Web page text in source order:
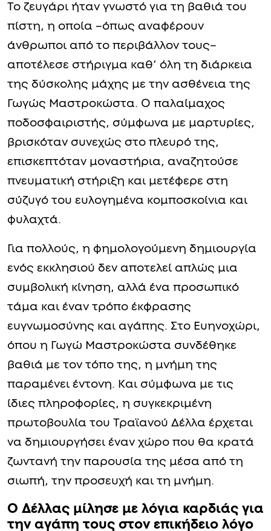
Το ζευγάρι ήταν γνωστό για τη βαθιά του
πίστη, η οποία –όπως αναφέρουν
άνθρωποι από το περιβάλλον τους–
αποτέλεσε στήριγμα καθ’ όλη τη διάρκεια
της δύσκολης μάχης με την ασθένεια της
Γωγώς Μαστροκώστα. Ο παλαίμαχος
ποδοσφαιριστής, σύμφωνα με μαρτυρίες,
βρισκόταν συνεχώς στο πλευρό της,
επισκεπτόταν μοναστήρια, αναζητούσε
πνευματική στήριξη και μετέφερε στη
σύζυγό του ευλογημένα κομποσκοίνια και
φυλαχτά.
Για πολλούς, η φημολογούμενη δημιουργία
ενός εκκλησιού δεν αποτελεί απλώς μια
συμβολική κίνηση, αλλά ένα προσωπικό
τάμα και έναν τρόπο έκφρασης
ευγνωμοσύνης και αγάπης. Στο Ευηνοχώρι,
όπου η Γωγώ Μαστροκώστα συνδέθηκε
βαθιά με τον τόπο της, η μνήμη της
παραμένει έντονη. Και σύμφωνα με τις
ίδιες πληροφορίες, η συγκεκριμένη
πρωτοβουλία του Τραϊανού Δέλλα έρχεται
να δημιουργήσει έναν χώρο που θα κρατά
ζωντανή την παρουσία της μέσα από τη
σιωπή, την προσευχή και τη μνήμη.
O Δέλλας μίλησε με λόγια καρδιάς για
την αγάπη τους στον επικήδειο λόγο